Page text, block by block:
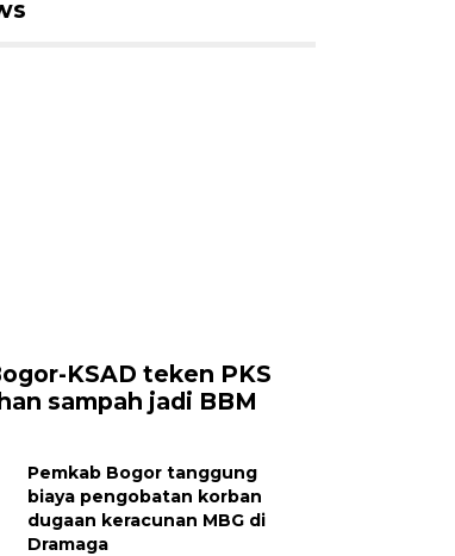
KSAD teken PKS
sampah jadi BBM
Pemkab Bogor tanggung
biaya pengobatan korban
dugaan keracunan MBG di
Dramaga